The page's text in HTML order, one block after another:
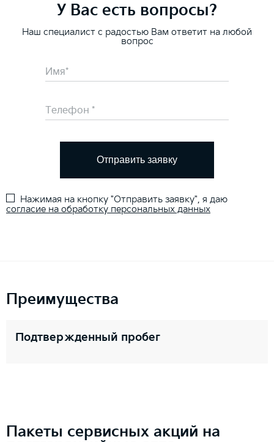
У Вас есть вопросы?
Наш специалист с радостью Вам ответит на любой
вопрос
Отправить заявку
Нажимая на кнопку "Отправить заявку", я даю
согласие на обработку персональных данных
Преимущества
Подтвержденный пробег
Пакеты сервисных акций на